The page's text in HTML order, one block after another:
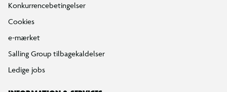
Konkurrencebetingelser
Cookies
e-mærket
Salling Group tilbagekaldelser
Ledige jobs